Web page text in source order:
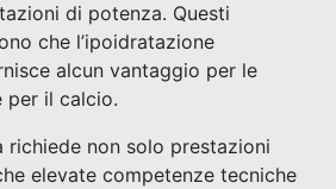
di potenza. Questi
che l’ipoidratazione
alcun vantaggio per le
per il calcio.
richiede non solo prestazioni
elevate competenze tecniche